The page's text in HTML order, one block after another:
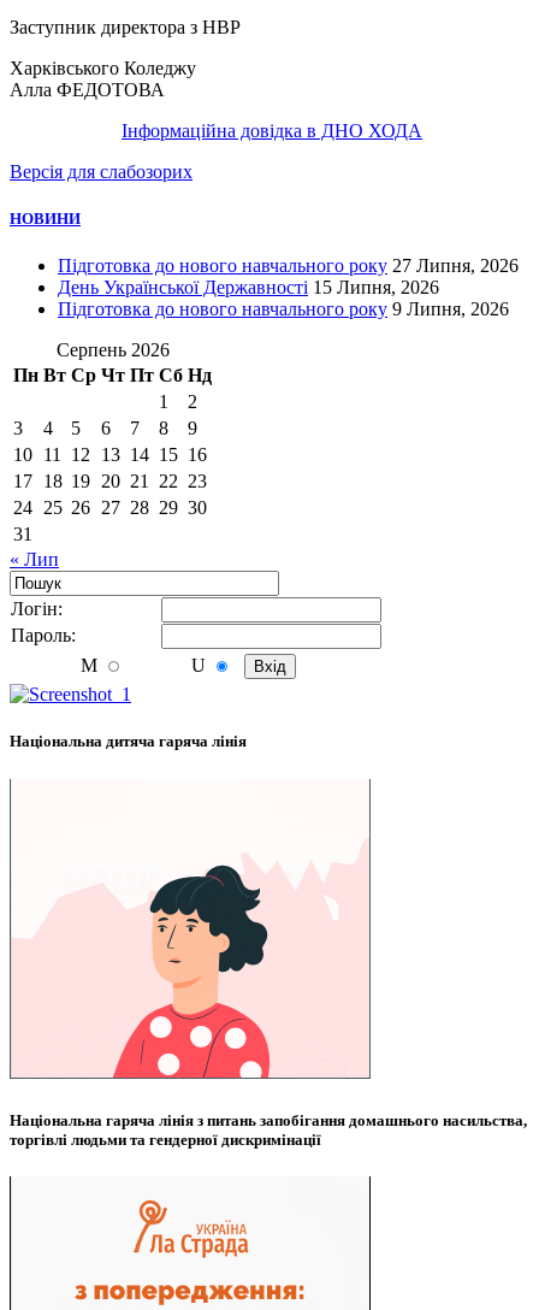
Заступник директора з НВР
Харківського Коледжу
Алла ФЕДОТОВА
Інформаційна довідка в ДНО ХОДА
Версія для слабозорих
НОВИНИ
Підготовка до нового навчального року 27 Липня, 2026
День Української Державності 15 Липня, 2026
Підготовка до нового навчального року 9 Липня, 2026
Серпень 2026
Пн Вт Ср Чт Пт Сб Нд
1
2
3
4 5 6 7 8
9
10 11 12 13 14 15 16
17 18 19 20 21 22 23
24 25 26 27 28 29 30
31
« Лип
Логiн:
Пароль:
M
U
Національна дитяча гаряча лінія
Національна гаряча лінія з питань запобігання домашнього насильства,
торгівлі людьми та гендерної дискримінації